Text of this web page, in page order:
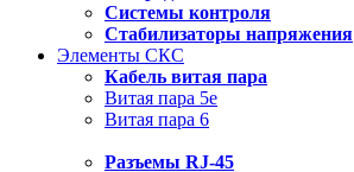
Системы контроля
Стабилизаторы напряжения
Элементы СКС
Кабель витая пара
Витая пара 5e
Витая пара 6
Разъемы RJ-45